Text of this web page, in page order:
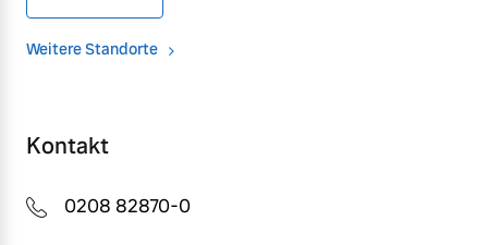
Weitere Standorte
Kontakt
0208 82870-0